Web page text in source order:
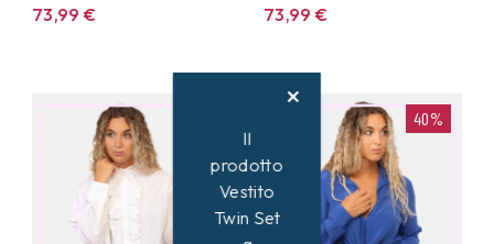
73,99€
73,99€
40%
Il
prodotto
Vestito
Twin Set